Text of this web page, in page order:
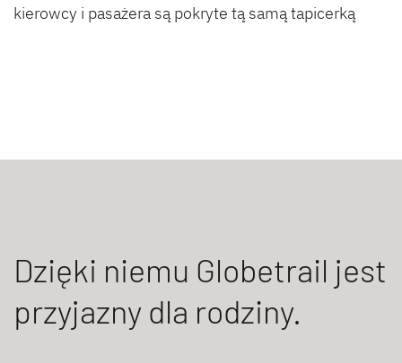
kierowcy i pasażera są pokryte tą samą tapicerką
Dzięki niemu Globetrail jest
przyjazny dla rodziny.